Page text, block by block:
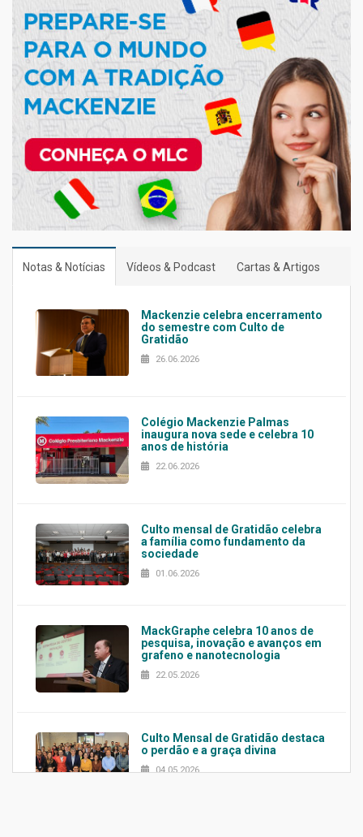
Notas & Notícias Vídeos & Podcast Cartas & Artigos
Mackenzie celebra encerramento
do semestre com Culto de
Gratidão
26.06.2026
Colégio Mackenzie Palmas
inaugura nova sede e celebra 10
anos de história
22.06.2026
Culto mensal de Gratidão celebra
a família como fundamento da
sociedade
01.06.2026
MackGraphe celebra 10 anos de
pesquisa, inovação e avanços em
grafeno e nanotecnologia
22.05.2026
Culto Mensal de Gratidão destaca
o perdão e a graça divina
04.05.2026